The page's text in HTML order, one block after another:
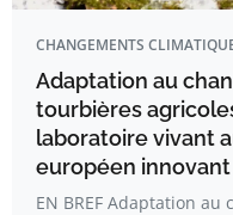
CHANGEMENTS
Adaptation au
tourbières
laboratoire vivant
européen innovant
EN BREF Adaptation